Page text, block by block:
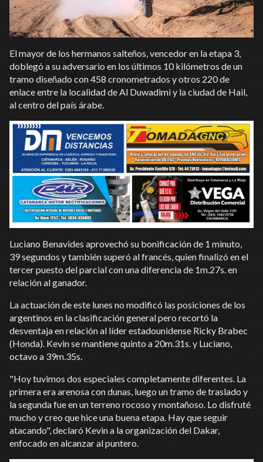
El mayor de los hermanos salteños, vencedor en la etapa 3,
doblegó a su adversario en los últimos 10 kilómetros de un
tramo diseñado con 458 cronometrados y otros 220 de
enlace entre la localidad de Al Duwadimi y la ciudad de Hail,
al centro del país árabe.
Luciano Benavides aprovechó su bonificación de 1 minuto,
39 segundos y también superó al francés, quien finalizó en el
tercer puesto del parcial con una diferencia de 1m.27s. en
relación al ganador.
La actuación de este lunes no modificó las posiciones de los
argentinos en la clasificación general pero recortó la
desventaja en relación al líder estadounidense Ricky Brabec
(Honda). Kevin se mantiene quinto a 20m.31s. y Luciano,
octavo a 39m.35s.
"Hoy tuvimos dos especiales completamente diferentes. La
primera era arenosa con dunas, luego un tramo de traslado y
la segunda fue en un terreno rocoso y montañoso. Lo disfruté
mucho y creo que hice una buena etapa. Hay que seguir
atacando", declaró Kevin a la organización del Dakar,
enfocado en alcanzar al puntero.